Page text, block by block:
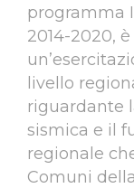
programma
2014-2020,
livello
riguardante
sismica e il
regionale
Comuni